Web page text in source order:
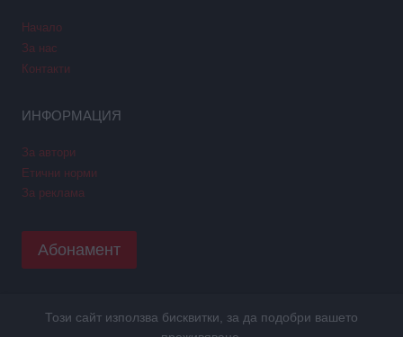
Начало
За нас
Контакти
ИНФОРМАЦИЯ
За автори
Етични норми
За реклама
Абонамент
Copyright © 2026 GPNews. Всички права запазени.
Този сайт използва бисквитки, за да подобри вашето